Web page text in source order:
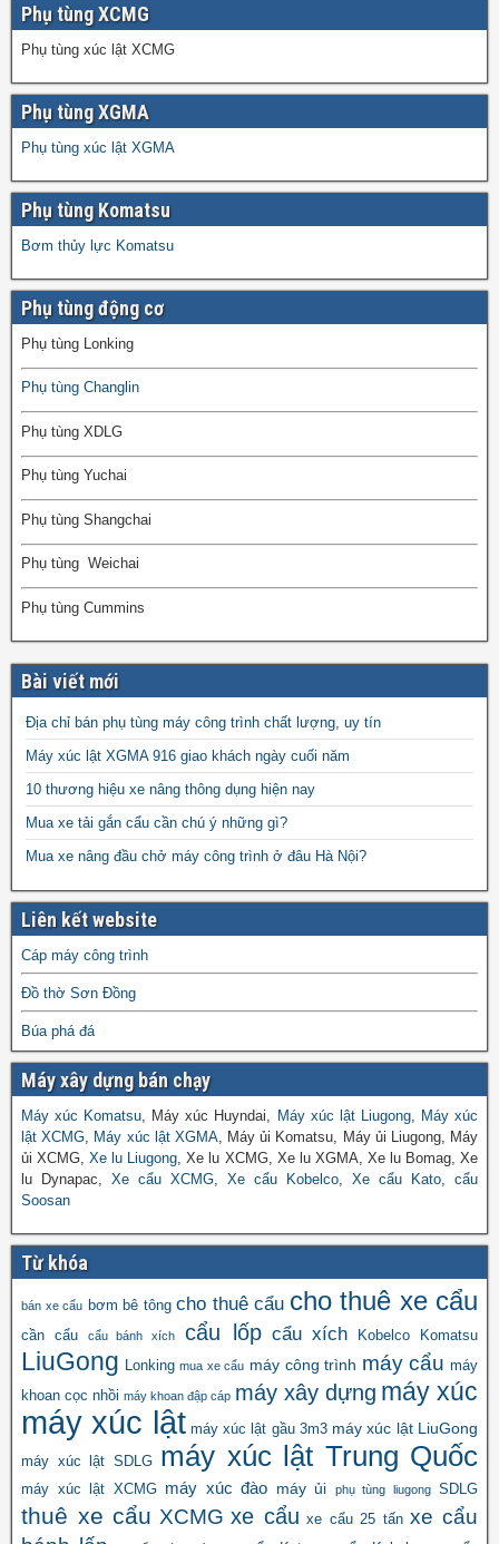
Phụ tùng XCMG
Phụ tùng xúc lật XCMG
Phụ tùng XGMA
Phụ tùng xúc lật XGMA
Phụ tùng Komatsu
Bơm thủy lực Komatsu
Phụ tùng động cơ
Phụ tùng Lonking
Phụ tùng Changlin
Phụ tùng XDLG
Phụ tùng Yuchai
Phụ tùng Shangchai
Phụ tùng Weichai
Phụ tùng Cummins
Bài viết mới
Địa chỉ bán phụ tùng máy công trình chất lượng, uy tín
Máy xúc lật XGMA 916 giao khách ngày cuối năm
10 thương hiệu xe nâng thông dụng hiện nay
Mua xe tải gắn cẩu cần chú ý những gì?
Mua xe nâng đầu chở máy công trình ở đâu Hà Nội?
Liên kết website
Cáp máy công trình
Đồ thờ Sơn Đồng
Búa phá đá
Máy xây dựng bán chạy
Máy xúc Komatsu , Máy xúc Huyndai, Máy xúc lật Liugong, Máy xúc
lật XCMG Máy xúc lật XGMA, Máy ủi Komatsu, Máy ủi Liugong, Máy
ủi XCMG,Xe lu Liugong , Xe lu XCMG, Xe lu XGMA, Xe lu Bomag, Xe
lu Dynapac, Xe cẩu XCMG Xe cẩu Kobelco Xe cẩu Kato
cẩu
Soosan
Từ khóa
bán xe cẩu bơm bê tông cho thuê cẩu cho thuê xe cẩu
cần cẩu cẩu bánh xích cẩu lốp cẩu xích Kobelco Komatsu
LiuGong Lonking mua xe cẩu máy công trình máy cẩu máy
khoan cọc nhồi máy khoan đập cáp máy xây dựng máy xúc
máy xúc lật máy xúc lật gầu 3m3 máy xúc lật LiuGong
máy xúc lật SDLG máy xúc lật Trung Quốc
máy xúc lật XCMG máy xúc đào máy ủi phụ tùng liugong SDLG
thuê xe cẩu XCMG xe cẩu xe cẩu 25 tấn xe cẩu